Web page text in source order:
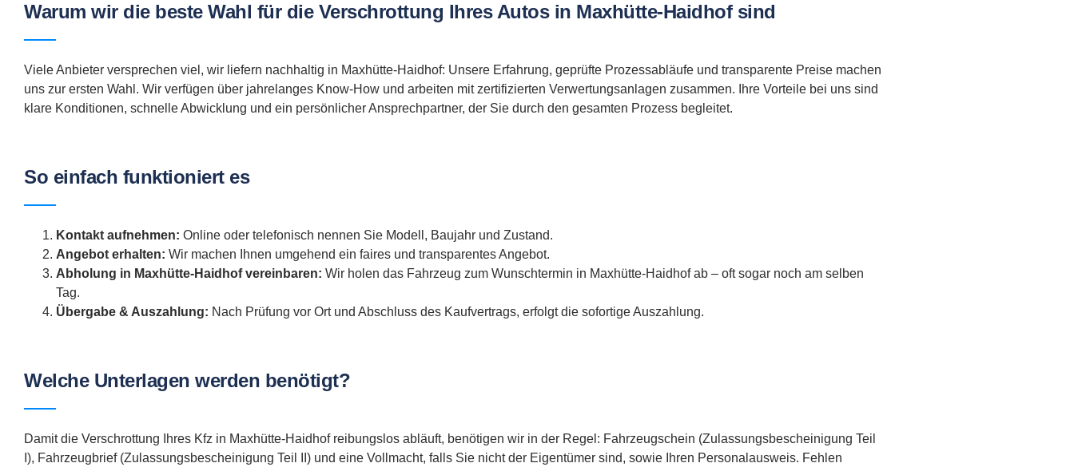
Warum wir die beste Wahl für die Verschrottung Ihres Autos in Maxhütte-Haidhof sind
Viele Anbieter versprechen viel, wir liefern nachhaltig in Maxhütte-Haidhof: Unsere Erfahrung, geprüfte Prozessabläufe und transparente Preise machen
uns zur ersten Wahl. Wir verfügen über jahrelanges Know-How und arbeiten mit zertifizierten Verwertungsanlagen zusammen. Ihre Vorteile bei uns sind
klare Konditionen, schnelle Abwicklung und ein persönlicher Ansprechpartner, der Sie durch den gesamten Prozess begleitet.
So einfach funktioniert es
Kontakt aufnehmen: Online oder telefonisch nennen Sie Modell, Baujahr und Zustand.
Angebot erhalten: Wir machen Ihnen umgehend ein faires und transparentes Angebot.
Abholung in Maxhütte-Haidhof vereinbaren: Wir holen das Fahrzeug zum Wunschtermin in Maxhütte-Haidhof ab – oft sogar noch am selben
Tag.
Übergabe & Auszahlung: Nach Prüfung vor Ort und Abschluss des Kaufvertrags, erfolgt die sofortige Auszahlung.
Welche Unterlagen werden benötigt?
Damit die Verschrottung Ihres Kfz in Maxhütte-Haidhof reibungslos abläuft, benötigen wir in der Regel: Fahrzeugschein (Zulassungsbescheinigung Teil
I), Fahrzeugbrief (Zulassungsbescheinigung Teil II) und eine Vollmacht, falls Sie nicht der Eigentümer sind, sowie Ihren Personalausweis. Fehlen